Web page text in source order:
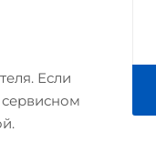
Если